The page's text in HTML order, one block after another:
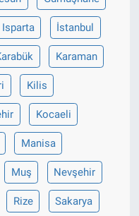
Isparta İstanbul
Karaman
Kilis
Kocaeli
Manisa
Muş Nevşehir
Rize Sakarya